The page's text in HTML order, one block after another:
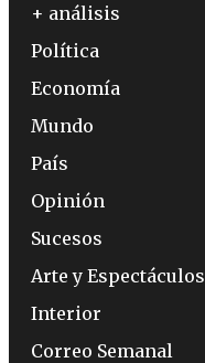
+ análisis
Política
Economía
Mundo
País
Opinión
Sucesos
Arte y Espectáculos
Interior
Correo Semanal